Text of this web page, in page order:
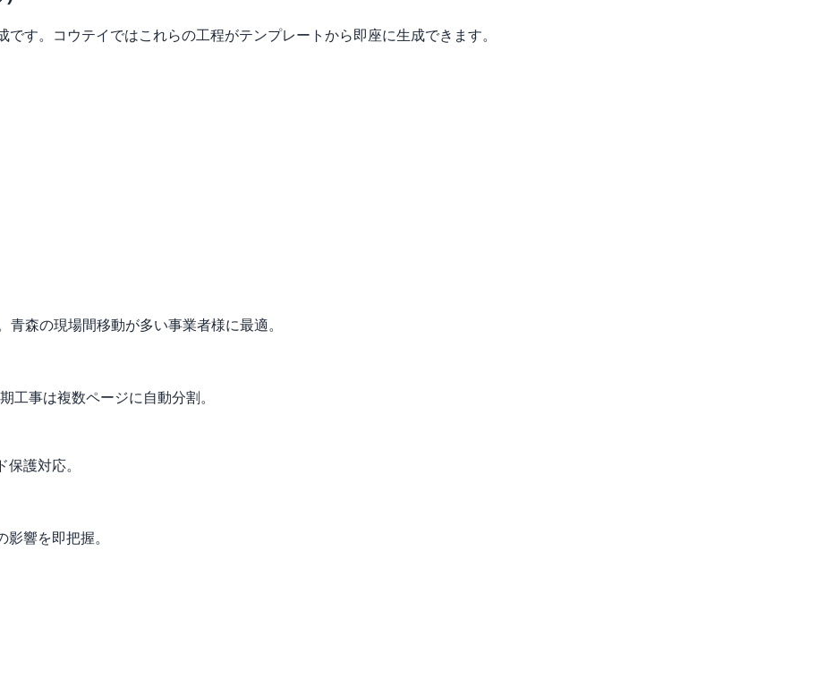
す。コウテイではこれらの工程がテンプレートから即座に生成できます。
森の現場間移動が多い事業者様に最適。
工事は複数ページに自動分割。
護対応。
響を即把握。